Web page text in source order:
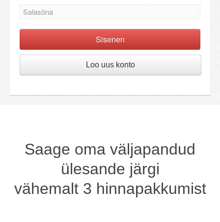
Sisenen
Loo uus konto
Saage oma väljapandud
ülesande järgi
vähemalt 3 hinnapakkumist